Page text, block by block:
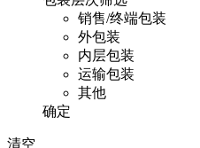
销售/终端包装
外包装
内层包装
运输包装
其他
确定
清空